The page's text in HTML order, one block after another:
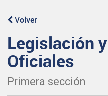
Volver
Legislación
Oficiales
Primera sección